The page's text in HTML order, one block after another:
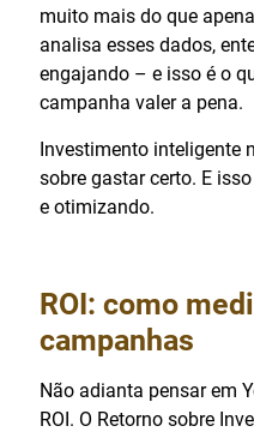
muito mais do que
analisa esses dados,
engajando – e isso é o
campanha valer a pena.
Investimento inteligente
sobre gastar certo. E
e otimizando.
ROI: como
campanhas
Não adianta pensar em
ROI. O Retorno sobre